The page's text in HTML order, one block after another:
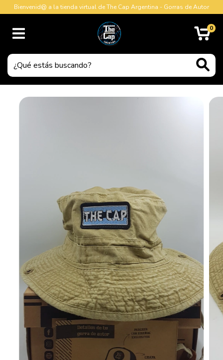
Bienvenid@ a la tienda virtual de The Cap Argentina - Gorras de Autor
0